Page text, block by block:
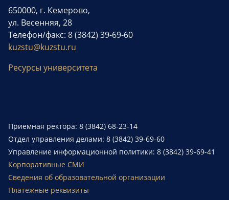
650000, г. Кемерово,
ул. Весенняя, 28
Телефон/факс: 8 (3842) 39-69-60
kuzstu@kuzstu.ru
Ресурсы университета
Приемная ректора: 8 (3842) 68-23-14
Отдел управления делами: 8 (3842) 39-69-60
Управление информационной политики: 8 (3842) 39-69-41
Корпоративные СМИ
Сведения об образовательной организации
Платежные реквизиты